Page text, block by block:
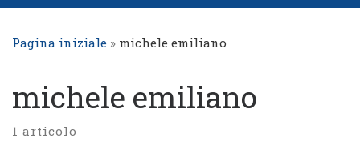
Pagina iniziale » michele emiliano
michele emiliano
1 articolo